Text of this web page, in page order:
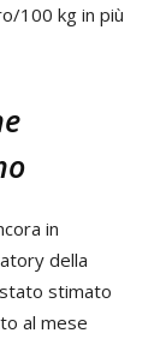
100 kg in più
in
della
stimato
al mese